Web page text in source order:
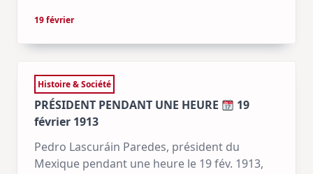
19 février
Histoire & Société
PRÉSIDENT PENDANT UNE HEURE
19
février 1913
Pedro Lascuráin Paredes, président du
Mexique pendant une heure le 19 fév. 1913,